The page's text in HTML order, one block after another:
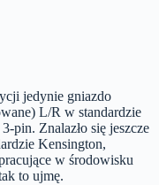
jedynie gniazdo
L/R w standardzie
pin. Znalazło się jeszcze
Kensington,
w środowisku
to ujmę.